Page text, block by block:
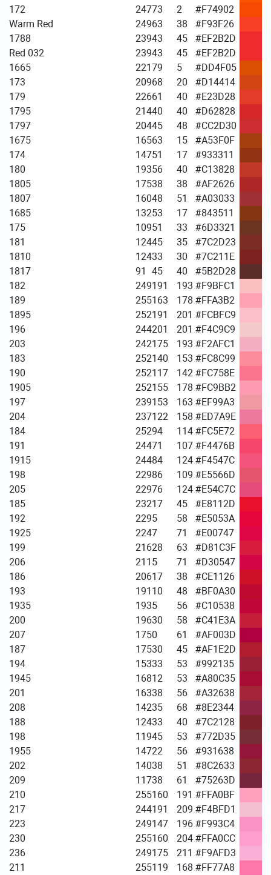
172
24773 2
#F74902
Warm Red
24963 38
#F93F26
1788
23943 45
#EF2B2D
Red 032
23943 45
#EF2B2D
1665
221 79 5
#DD4F05
173
20968 20
#D14414
179
22661 40
#E23D28
1795
21440 40
#D62828
1797
20445 48
#CC2D30
1675
16563 15
#A53F0F
174
14751 17
#933311
180
19356 40
#C13828
1805
17538 38
#AF2626
1807
16048 51
#A03033
1685
13253 17
#843511
175
10951 33
#6D3321
181
12445 35
#7C2D23
1810
12433 30
#7C211E
1817
91 45 40
#5B2D28
182
249191 193 #F9BFC1
189
255163 178 #FFA3B2
1895
252191 201 #FCBFC9
196
244201 201 #F4C9C9
203
242175 193 #F2AFC1
183
252140 153 #FC8C99
190
252117 142 #FC758E
1905
252155 178 #FC9BB2
197
239153 163 #EF99A3
204
237122 158 #ED7A9E
184
25294 114 #FC5E72
191
24471 107 #F4476B
1915
24484 124 #F4547C
198
22986 109 #E5566D
205
22976 124 #E54C7C
185
23217 45
#E8112D
192
2295 58
#E5053A
1925
2247 71
#E00747
199
21628 63
#D81C3F
206
211 5 71
#D30547
186
20617 38
#CE1126
193
191 10 48
#BF0A30
1935
1935 56
#C10538
200
19630 58
#C41E3A
207
1750 61
#AF003D
187
17530 45
#AF1E2D
194
15333 53
#992135
1945
16812 53
#A80C35
201
16338 56
#A32638
208
14235 68
#8E2344
188
12433 40
#7C2128
198
11945 53
#772D35
1955
14722 56
#931638
202
14038 51
#8C2633
209
11738 61
#75263D
210
255160 191 #FFA0BF
217
244191 209 #F4BFD1
223
249147 196 #F993C4
230
255160 204 #FFA0CC
236
249175 211 #F9AFD3
211
255119 168 #FF77A8